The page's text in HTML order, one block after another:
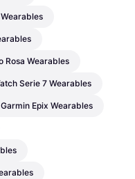
Rosa Wearables
Serie 7 Wearables
Garmin Epix Wearables